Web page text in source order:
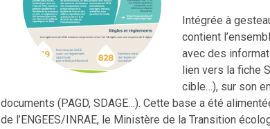
Intégrée à
contient
avec des
lien vers la fiche
cible…), sur son
documents (PAGD, SDAGE…). Cette base a été
de l’ENGEES/INRAE, le Ministère de la Transition